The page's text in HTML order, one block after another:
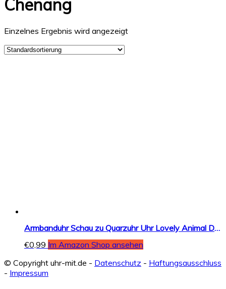
Chenang
Einzelnes Ergebnis wird angezeigt
Armbanduhr Schau zu Quarzuhr Uhr Lovely Animal Design Boy Girl Kinder Chenang Geburtstagsgeschenk Süße Tier Muster Junge Mädchen Geburtstagsgeschenk Souvenir
€0,99 Im Amazon Shop ansehen
© Copyright uhr-mit.de - Datenschutz - Haftungsausschluss
- Impressum